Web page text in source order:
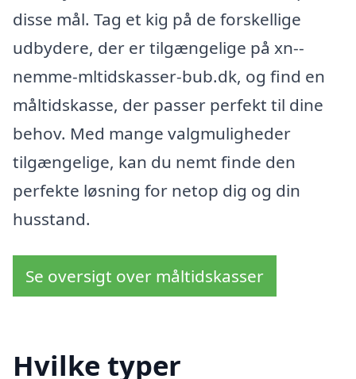
disse mål. Tag et kig på de forskellige
udbydere, der er tilgængelige på xn--
nemme-mltidskasser-bub.dk, og find en
måltidskasse, der passer perfekt til dine
behov. Med mange valgmuligheder
tilgængelige, kan du nemt finde den
perfekte løsning for netop dig og din
husstand.
Se oversigt over måltidskasser
Hvilke typer